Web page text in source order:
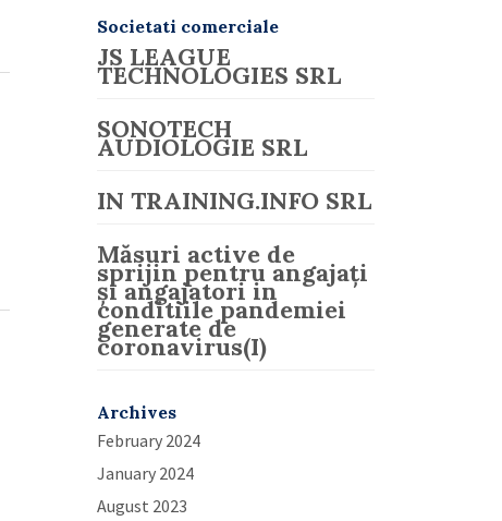
Societati comerciale
JS LEAGUE
TECHNOLOGIES SRL
SONOTECH
AUDIOLOGIE SRL
IN TRAINING.INFO SRL
Măsuri active de
sprijin pentru angajați
și angajatori in
conditiile pandemiei
generate de
coronavirus(I)
Archives
February 2024
January 2024
August 2023